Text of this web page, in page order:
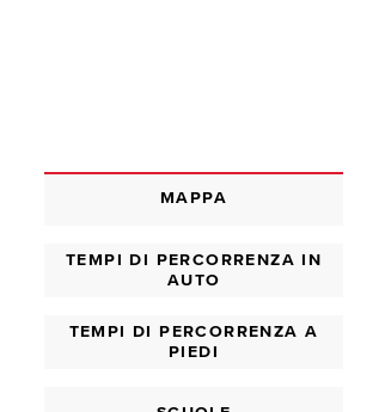
MAPPA
TEMPI DI PERCORRENZA IN
AUTO
TEMPI DI PERCORRENZA A
PIEDI